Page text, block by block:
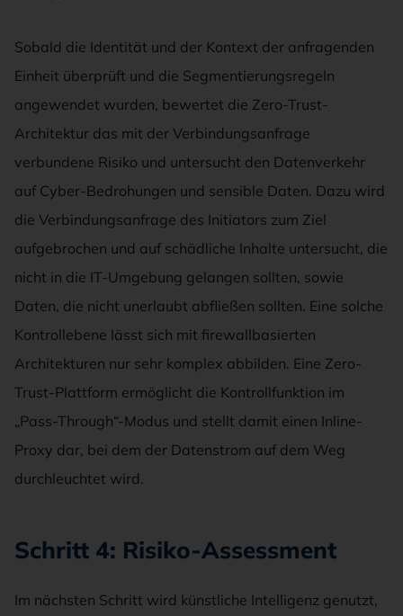
Sobald die Identität und der Kontext der anfragenden
Einheit überprüft und die Segmentierungsregeln
angewendet wurden, bewertet die Zero-Trust-
Architektur das mit der Verbindungsanfrage
verbundene Risiko und untersucht den Datenverkehr
auf Cyber-Bedrohungen und sensible Daten. Dazu wird
die Verbindungsanfrage des Initiators zum Ziel
aufgebrochen und auf schädliche Inhalte untersucht, die
nicht in die IT-Umgebung gelangen sollten, sowie
Daten, die nicht unerlaubt abfließen sollten. Eine solche
Kontrollebene lässt sich mit firewallbasierten
Architekturen nur sehr komplex abbilden. Eine Zero-
Trust-Plattform ermöglicht die Kontrollfunktion im
„Pass-Through“-Modus und stellt damit einen Inline-
Proxy dar, bei dem der Datenstrom auf dem Weg
durchleuchtet wird.
Schritt 4: Risiko-Assessment
Im nächsten Schritt wird künstliche Intelligenz genutzt,